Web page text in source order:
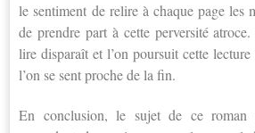
le sentiment de relire à chaque page les
de prendre part à cette perversité
lire disparaît et l’on poursuit cette
l’on se sent proche de la fin.
En conclusion, le sujet de ce roman